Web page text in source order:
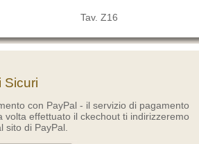
Tav. Z16
Sicuri
con PayPal - il servizio di pagamento
volta effettuato il ckechout ti indirizzeremo
sito di PayPal.